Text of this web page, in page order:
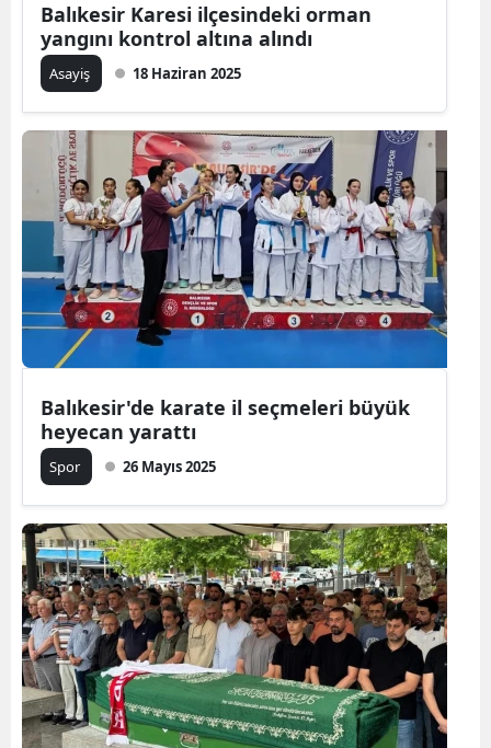
Balıkesir Karesi ilçesindeki orman
yangını kontrol altına alındı
Asayiş 18 Haziran 2025
Balıkesir'de karate il seçmeleri büyük
heyecan yarattı
Spor 26 Mayıs 2025